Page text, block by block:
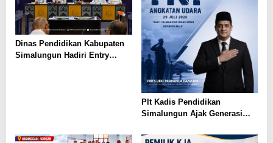
Dinas Pendidikan Kabupaten
Simalungun Hadiri Entry
Plt Kadis Pendidikan
Simalungun Ajak Generasi
Pengabdian TNI AU di Hari